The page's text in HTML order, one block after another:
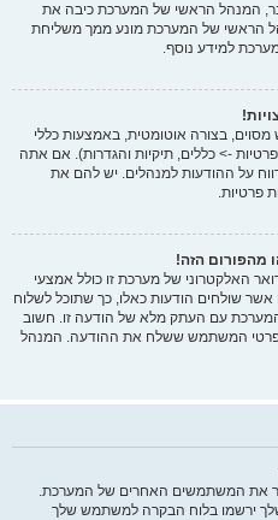
המנהל הראשי של המערכת כיבה את
הראשי של המערכת מונע ממך משליחת
למידע נוסף.
בצורה אוטומטית, באמצעות כללי
-> כללים, תיקיות והגדרות). אם אתה
על ההודעות למנהלים. יש להם את
פרטיות.
מהפורום הזה!
האלקטרוני של מערכת זו כולל אמצעי
שולחים הודעות כאלו, כך שתוכל לשלוח
עם העתק מלא של הודעה זו. חשוב
פרטי המשתמש ששלח את ההודעה. המנהל
את המשתמשים האחרים של המערכת.
ירשמו בלוח הבקרה למשתמש שלך